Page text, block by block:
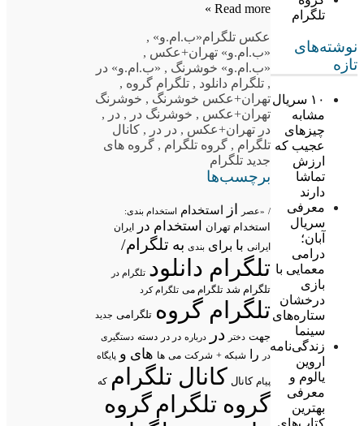
تلگرام
نوشته‌های
تازه
۱۰ سریال
مشابه
چیزهای
عجیب که
ارزش
تماشا
دارند
معرفی
سریال
آبان؛
درامی
معمایی با
بازی
درخشان
ستاره‌های
سینما
زندگی‌نامه
اروین
یالوم و
معرفی
بهترین
کتاب‌های
Read more »
عکس تلگرام«ب.ام.و» ,
«ب.ام.و» تهران+عکس ,
«ب.ام.و» خوشرنگ , «ب.ام.و» در
, تلگرام دانلود , تلگرام گروه ,
تهران+عکس خوشرنگ , خوشرنگ
تهران+عکس , خوشرنگ در , در ,
در تهران+عکس , در در , کانال
تلگرام , گروه تلگرام , گروه های
جدید تلگرام
برچسب‌ها
/ «عصر از استخدام استخدام بندی:
استخدام تهران استخدام در ایران
ایرانی با برای بندی به تلگرام/
تلگرام دانلود تلگرام در
تلگرام شد تلگرام می تلگرام کرد
تلگرام گروه تلگرامی جدید
جهت دختر در درباره در در دسته دستگیری
در
را شبکه + شرکت می ها های و پایگاه
پیام کانال کانال تلگرام که
گروه تلگرامگروه